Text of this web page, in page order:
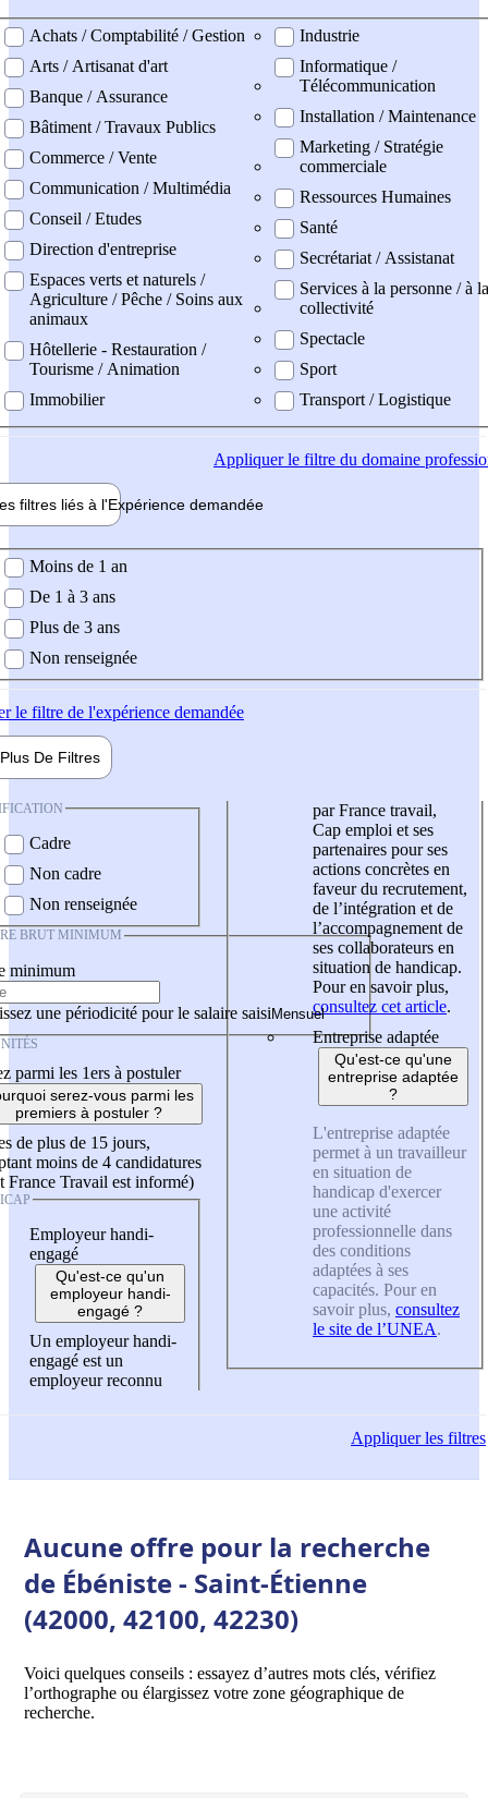
professionel
Achats / Comptabilité / Gestion
Arts / Artisanat d'art
Banque / Assurance
Bâtiment / Travaux Publics
Commerce / Vente
Communication / Multimédia
Conseil / Etudes
Direction d'entreprise
Espaces verts et naturels /
Agriculture / Pêche / Soins aux
animaux
Hôtellerie - Restauration /
Tourisme / Animation
Immobilier
Industrie
Informatique /
Télécommunication
Installation / Maintenance
Marketing / Stratégie
commerciale
Ressources Humaines
Santé
Secrétariat / Assistanat
Services à la personne / à la
collectivité
Spectacle
Sport
Transport / Logistique
Appliquerle filtre du domaine
filtres liés à l'Expérience demandée
demandée
Moins de 1 an
De 1 à 3 ans
Plus de 3 ans
Non renseignée
le filtre de l'expérience demandée
Plus De Filtres
Cadre
Non cadre
Non renseignée
BRUT MINIMUM
minimum
une périodicité pour le salaire saisi
parmi les 1ers à postuler
serez-vous parmi les
premiers à postuler ?
de plus de 15 jours,
moins de 4 candidatures
France Travail est informé)
Employeur handi-
engagé
Qu'est-ce qu'un
employeur handi-
engagé ?
Un employeur handi-
engagé est un
employeur reconnu
par France travail,
Cap emploi et ses
partenaires pour ses
actions concrètes en
faveur du recrutement,
de l’intégration et de
l’accompagnement de
ses collaborateurs en
situation de handicap.
Pour en savoir plus,
consultez cet article.
Entreprise adaptée
Qu'est-ce qu'une
entreprise adaptée
?
L'entreprise adaptée
permet à un travailleur
en situation de
handicap d'exercer
une activité
professionnelle dans
des conditions
adaptées à ses
capacités. Pour en
savoir plus, consultez
le site de l’UNEA.
Appliquerles filtres
Aucune offre pour la recherche
de Ébéniste - Saint-Étienne
(42000, 42100, 42230)
Voici quelques conseils : essayez d’autres mots clés, vérifiez
l’orthographe ou élargissez votre zone géographique de
recherche.